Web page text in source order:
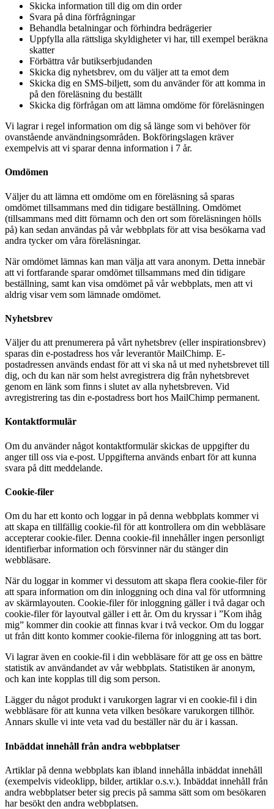
Skicka information till dig om din order
Svara på dina förfrågningar
Behandla betalningar och förhindra bedrägerier
Uppfylla alla rättsliga skyldigheter vi har, till exempel beräkna
skatter
Förbättra vår butikserbjudanden
Skicka dig nyhetsbrev, om du väljer att ta emot dem
Skicka dig en SMS-biljett, som du använder för att komma in
på den föreläsning du beställt
Skicka dig förfrågan om att lämna omdöme för föreläsningen
Vi lagrar i regel information om dig så länge som vi behöver för
ovanstående användningsområden. Bokföringslagen kräver
exempelvis att vi sparar denna information i 7 år.
Omdömen
Väljer du att lämna ett omdöme om en föreläsning så sparas
omdömet tillsammans med din tidigare beställning. Omdömet
(tillsammans med ditt förnamn och den ort som föreläsningen hölls
på) kan sedan användas på vår webbplats för att visa besökarna vad
andra tycker om våra föreläsningar.
När omdömet lämnas kan man välja att vara anonym. Detta innebär
att vi fortfarande sparar omdömet tillsammans med din tidigare
beställning, samt kan visa omdömet på vår webbplats, men att vi
aldrig visar vem som lämnade omdömet.
Nyhetsbrev
Väljer du att prenumerera på vårt nyhetsbrev (eller inspirationsbrev)
sparas din e-postadress hos vår leverantör MailChimp. E-
postadressen används endast för att vi ska nå ut med nyhetsbrevet till
dig, och du kan när som helst avregistrera dig från nyhetsbrevet
genom en länk som finns i slutet av alla nyhetsbreven. Vid
avregistrering tas din e-postadress bort hos MailChimp permanent.
Kontaktformulär
Om du använder något kontaktformulär skickas de uppgifter du
anger till oss via e-post. Uppgifterna används enbart för att kunna
svara på ditt meddelande.
Cookie-filer
Om du har ett konto och loggar in på denna webbplats kommer vi
att skapa en tillfällig cookie-fil för att kontrollera om din webbläsare
accepterar cookie-filer. Denna cookie-fil innehåller ingen personligt
identifierbar information och försvinner när du stänger din
webbläsare.
När du loggar in kommer vi dessutom att skapa flera cookie-filer för
att spara information om din inloggning och dina val för utformning
av skärmlayouten. Cookie-filer för inloggning gäller i två dagar och
cookie-filer för layoutval gäller i ett år. Om du kryssar i ”Kom ihåg
mig” kommer din cookie att finnas kvar i två veckor. Om du loggar
ut från ditt konto kommer cookie-filerna för inloggning att tas bort.
Vi lagrar även en cookie-fil i din webbläsare för att ge oss en bättre
statistik av användandet av vår webbplats. Statistiken är anonym,
och kan inte kopplas till dig som person.
Lägger du något produkt i varukorgen lagrar vi en cookie-fil i din
webbläsare för att kunna veta vilken besökare varukorgen tillhör.
Annars skulle vi inte veta vad du beställer när du är i kassan.
Inbäddat innehåll från andra webbplatser
Artiklar på denna webbplats kan ibland innehålla inbäddat innehåll
(exempelvis videoklipp, bilder, artiklar o.s.v.). Inbäddat innehåll från
andra webbplatser beter sig precis på samma sätt som om besökaren
har besökt den andra webbplatsen.